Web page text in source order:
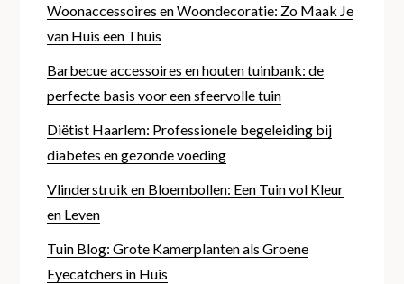
Woonaccessoires en Woondecoratie: Zo Maak Je
van Huis een Thuis
Barbecue accessoires en houten tuinbank: de
perfecte basis voor een sfeervolle tuin
Diëtist Haarlem: Professionele begeleiding bij
diabetes en gezonde voeding
Vlinderstruik en Bloembollen: Een Tuin vol Kleur
en Leven
Tuin Blog: Grote Kamerplanten als Groene
Eyecatchers in Huis